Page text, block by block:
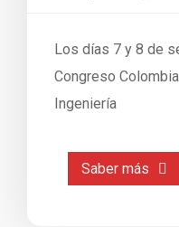
Los días 7 y 8 de
Congreso
Ingeniería
Saber más